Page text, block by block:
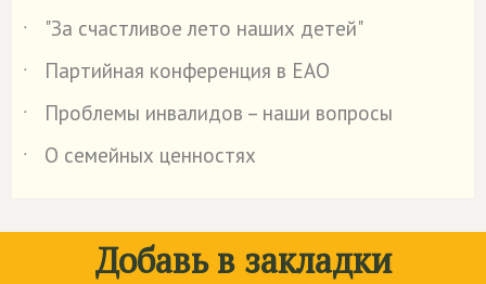
˙
"За счастливое лето наших детей"
˙
Партийная конференция в ЕАО
˙
Проблемы инвалидов – наши вопросы
˙
О семейных ценностях
Добавь в закладки